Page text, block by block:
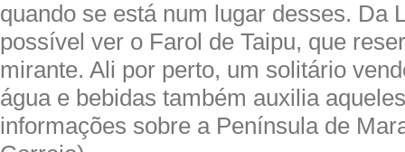
quando se está num lugar desses. Da
possível ver o Farol de Taipu, que
mirante. Ali por perto, um solitário
água e bebidas também auxilia
informações sobre a Península de